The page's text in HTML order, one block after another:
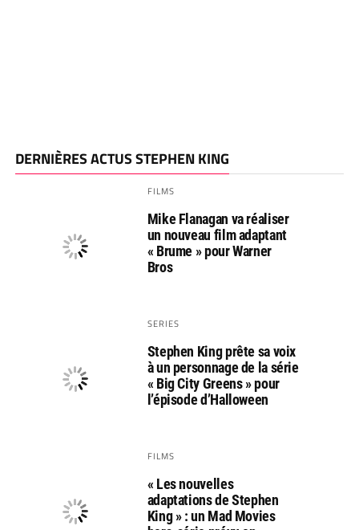
DERNIÈRES ACTUS STEPHEN KING
FILMS
Mike Flanagan va réaliser
un nouveau film adaptant
« Brume » pour Warner
Bros
SERIES
Stephen King prête sa voix
à un personnage de la série
« Big City Greens » pour
l’épisode d’Halloween
FILMS
« Les nouvelles
adaptations de Stephen
King » : un Mad Movies